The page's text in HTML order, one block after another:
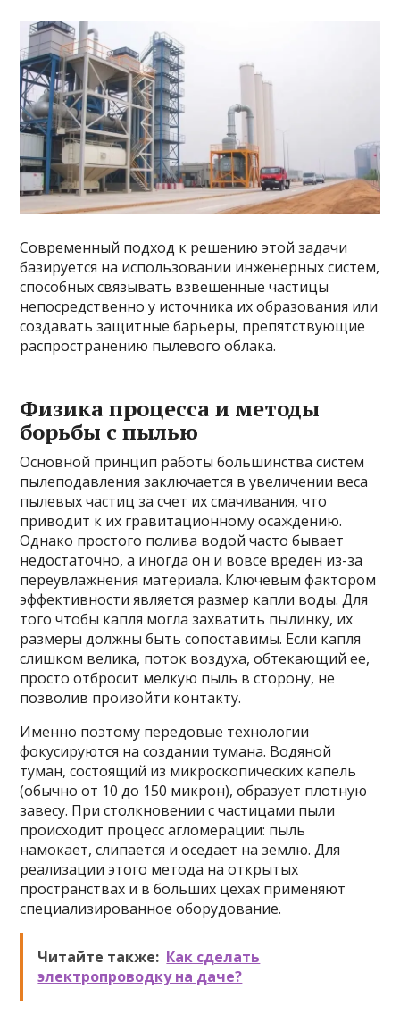
Современный подход к решению этой задачи
базируется на использовании инженерных систем,
способных связывать взвешенные частицы
непосредственно у источника их образования или
создавать защитные барьеры, препятствующие
распространению пылевого облака.
Физика процесса и методы
борьбы с пылью
Основной принцип работы большинства систем
пылеподавления заключается в увеличении веса
пылевых частиц за счет их смачивания, что
приводит к их гравитационному осаждению.
Однако простого полива водой часто бывает
недостаточно, а иногда он и вовсе вреден из-за
переувлажнения материала. Ключевым фактором
эффективности является размер капли воды. Для
того чтобы капля могла захватить пылинку, их
размеры должны быть сопоставимы. Если капля
слишком велика, поток воздуха, обтекающий ее,
просто отбросит мелкую пыль в сторону, не
позволив произойти контакту.
Именно поэтому передовые технологии
фокусируются на создании тумана. Водяной
туман, состоящий из микроскопических капель
(обычно от 10 до 150 микрон), образует плотную
завесу. При столкновении с частицами пыли
происходит процесс агломерации: пыль
намокает, слипается и оседает на землю. Для
реализации этого метода на открытых
пространствах и в больших цехах применяют
специализированное оборудование.
Читайте также: Как сделать
электропроводку на даче?